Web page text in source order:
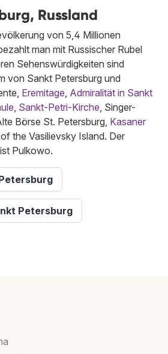
Russland
von 5,4 Millionen
man mit Russischer Rubel
Sehenswürdigkeiten sind
von Sankt Petersburg und
Eremitage, Admiralität in Sankt
, Sankt-Petri-Kirche, Singer-
Börse St. Petersburg, Kasaner
the Vasilievsky Island. Der
Pulkowo.
Petersburg